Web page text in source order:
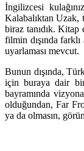
İngilizcesi
Kalabalıktan Uzak,
biraz tanıdık. Kitap
filmin dışında
uyarlaması mevcut.
Bunun dışında,
için buraya dair
bayramında
olduğundan, Far
ya da olmasın,